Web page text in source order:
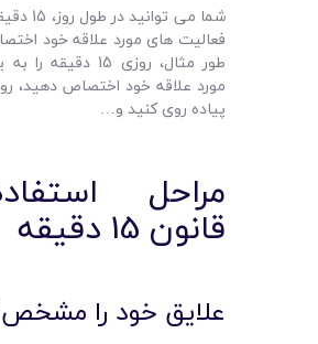
شما می
فعالیت های مورد علاقه خود
طور مثال، روزی 15
پیاده روی کنید و…
مراحل
قانون 15 دقیقه
علایق خود را